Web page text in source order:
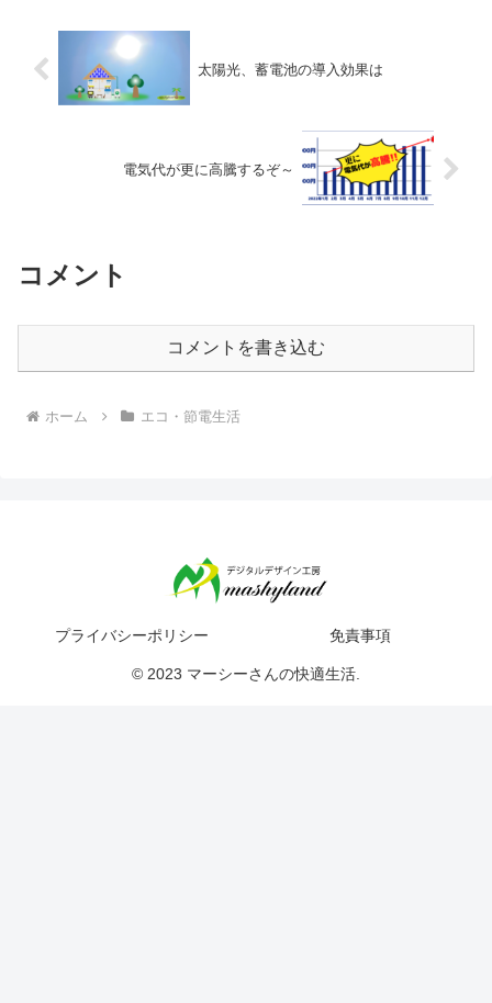
太陽光、蓄電池の導入効果は
電気代が更に高騰するぞ～
コメント
コメントを書き込む
ホーム エコ・節電生活
プライバシーポリシー 免責事項
© 2023 マーシーさんの快適生活.